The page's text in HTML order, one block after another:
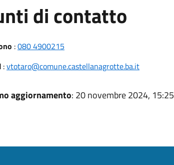
di contatto
:080 4900215
:vtotaro@comune.castellanagrotte.ba.it
aggiornamento: 20 novembre 2024, 15:25